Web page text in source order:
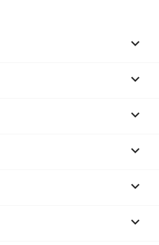





